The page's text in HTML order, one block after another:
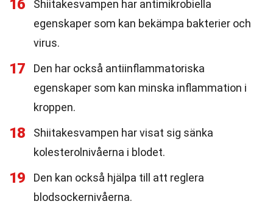
16
Shiitakesvampen har antimikrobiella
egenskaper som kan bekämpa bakterier och
virus.
17
Den har också antiinflammatoriska
egenskaper som kan minska inflammation i
kroppen.
18
Shiitakesvampen har visat sig sänka
kolesterolnivåerna i blodet.
19
Den kan också hjälpa till att reglera
blodsockernivåerna.